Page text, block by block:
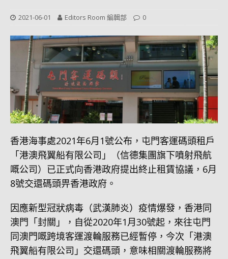
2021-06-01 Editors Room 編輯部 0
香港海事處2021年6月1號公布，屯門客運碼頭租戶
「港澳飛翼船有限公司」（信德集團旗下噴射飛航
嘅公司）已正式向香港政府提出終止租賃協議，6月
8號交還碼頭畀香港政府。
因應新型冠狀病毒（武漢肺炎）疫情爆發，香港同
澳門「封關」，自從2020年1月30號起，來往屯門
同澳門嘅跨境客運渡輪服務已經暫停，今次「港澳
飛翼船有限公司」交還碼頭，意味相關渡輪服務將